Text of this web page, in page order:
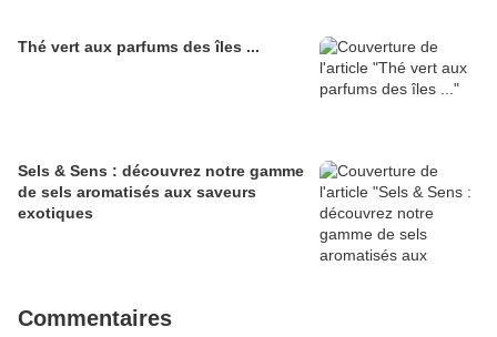
Thé vert aux parfums des îles ...
Sels & Sens : découvrez notre gamme
de sels aromatisés aux saveurs
exotiques
Commentaires